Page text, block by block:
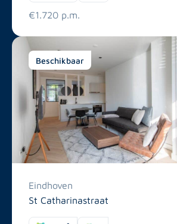
€1.720 p.m.
Beschikbaar
Eindhoven
St Catharinastraat